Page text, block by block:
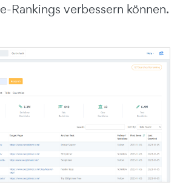
Rankings verbessern können.